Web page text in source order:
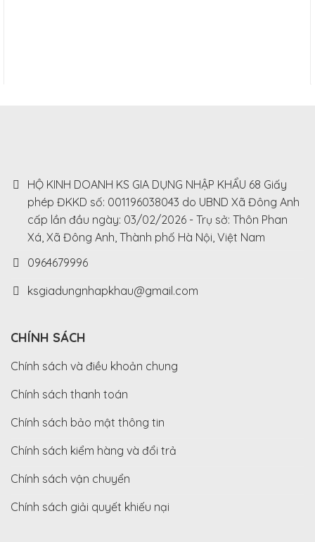
HỘ KINH DOANH KS GIA DỤNG NHẬP KHẨU 68 Giấy
phép ĐKKD số: 001196038043 do UBND Xã Đông Anh
cấp lần đầu ngày: 03/02/2026 - Trụ sở: Thôn Phan
Xá, Xã Đông Anh, Thành phố Hà Nội, Việt Nam
0964679996
ksgiadungnhapkhau@gmail.com
CHÍNH SÁCH
Chính sách và điều khoản chung
Chính sách thanh toán
Chính sách bảo mật thông tin
Chính sách kiểm hàng và đổi trả
Chính sách vận chuyển
Chính sách giải quyết khiếu nại